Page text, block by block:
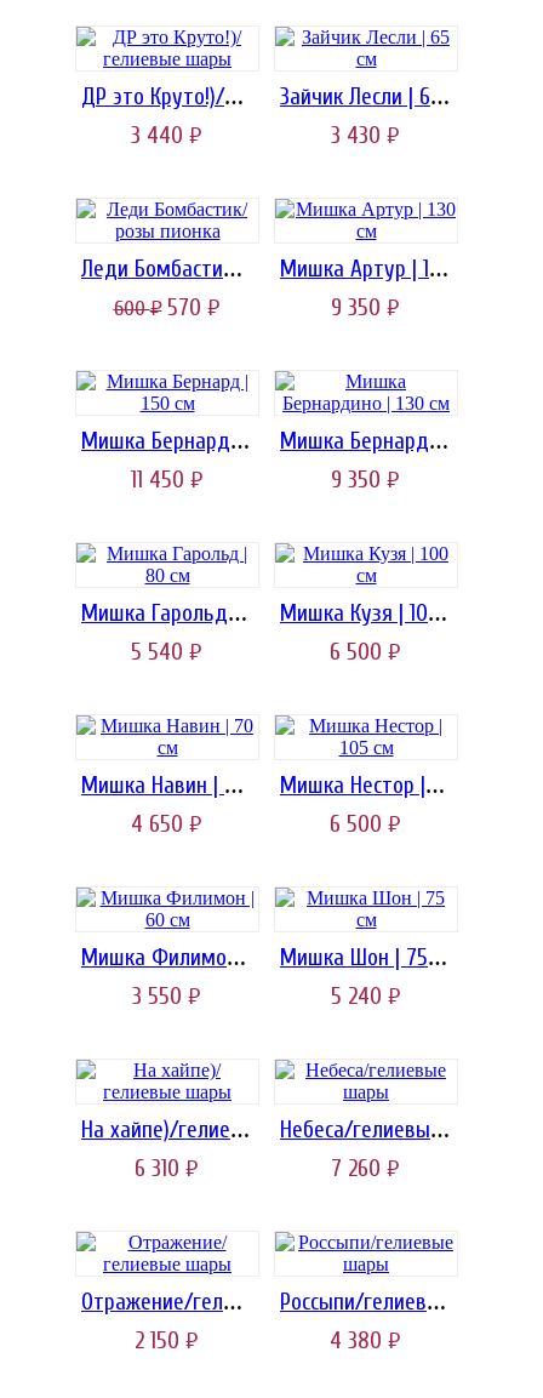
ДР это Круто!)/гелиевые шары
3 440 руб.
Зайчик Лесли | 65 см
3 430 руб.
Леди Бомбастик/розы пионка
600руб. 570 руб.
Мишка Артур | 130 см
9 350 руб.
Мишка Бернард | 150 см
11 450 руб.
Мишка Бернардино | 130 см
9 350 руб.
Мишка Гарольд | 80 см
5 540 руб.
Мишка Кузя | 100 см
6 500 руб.
Мишка Навин | 70 см
4 650 руб.
Мишка Нестор | 105 см
6 500 руб.
Мишка Филимон | 60 см
3 550 руб.
Мишка Шон | 75 см
5 240 руб.
На хайпе)/гелиевые шары
6 310 руб.
Небеса/гелиевые шары
7 260 руб.
Отражение/гелиевые шары
2 150 руб.
Россыпи/гелиевые шары
4 380 руб.